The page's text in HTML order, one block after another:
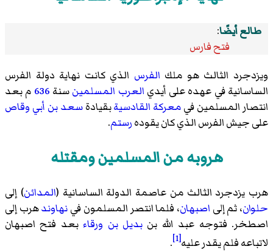
طالع أيضًا:
فتح فارس
ويزدجرد الثالث هو ملك الفرس الذي كانت نهاية دولة الفرس
الساسانية في عهده على أيدي العرب المسلمينسنة 636 م بعد
انتصار المسلمين فيمعركة القادسيةبقيادةسعد بن أبي وقاص
على جيش الفرس الذي كان يقودهرستم.
هروبه من المسلمين ومقتله
هرب يزدجرد الثالث من عاصمة الدولة الساسانية (المدائن) إلى
حلوان، ثم إلى اصبهان، فلما انتصر المسلمون فينهاوندهرب إلى
اصطخر. فتوجه عبد الله بن بديل بن ورقاء بعد فتح اصبهان
لاتباعه فلم يقدر عليه[1]
.